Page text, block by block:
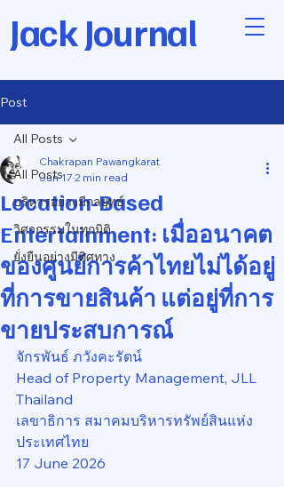
Jack Journal
Post
All Posts
บริหารอย่างมีกลยุทธ์
วิศวกรรมในทุกมิติ
ยั่งยืนอย่างมีทิศทาง
All Posts
Location-Based
Entertainment: เมื่ออนาคต
ของศูนย์การค้าไทยไม่ได้อยู่
ที่การขายสินค้า แต่อยู่ที่การ
ขายประสบการณ์
Chakrapan Pawangkarat
Jun 17 2 min read
จักรพันธ์ ภวังคะรัตน์
Head of Property Management, JLL
Thailand
เลขาธิการ สมาคมบริหารทรัพย์สินแห่ง
ประเทศไทย
17 June 2026